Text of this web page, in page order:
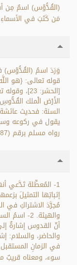
(القُدُّوْس) اسمٌ مِن
مَن كَتَبَ في
وَرَدَ اسمُ (القُدُّوْس)
قوله تعالى: {هو
[الحشر:
السنة: فحديث
يقول في ركوعه
رواه مسلم برقم (487).
1- المُعطِّلة تَدَّعي
إثباتِها التمثيلَ
مُجرَّدَ الاشتراكِ في
والهيئة.
أنّ القدوس إشارةٌ
والحاضر، والسلام:
في الزمانِ
سوء، ومعناه